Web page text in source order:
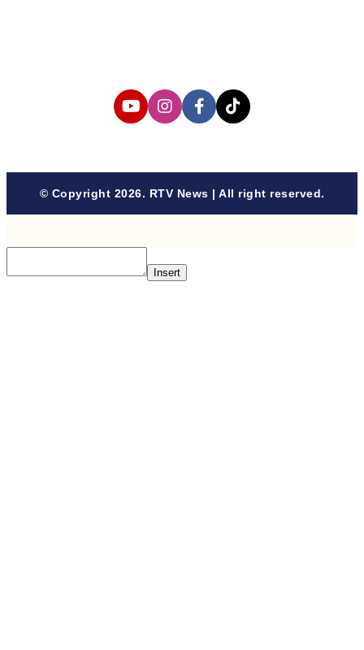
© Copyright 2026. RTV News | All right reserved.
Insert